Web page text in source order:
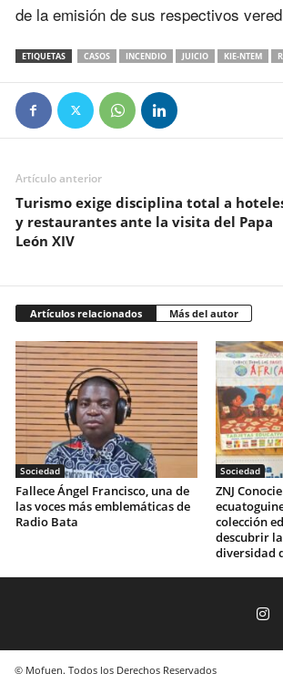
de la emisión de sus respectivos
ETIQUETAS CASOS INCENDIO JUICIO KIE-NTEM
Artículo anterior
Turismo exige disciplina total a
y restaurantes ante la visita del Papa
León XIV
Artículos relacionados Más del autor
Sociedad
Fallece Ángel Francisco, una de
las voces más emblemáticas de
Radio Bata
Sociedad
ZNJ
colección
descubrir
diversidad
© Mofuen. Todos los Derechos Reservados